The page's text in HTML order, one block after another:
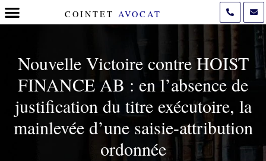
COINTET AVOCAT
Nouvelle Victoire contre HOIST
FINANCE AB : en l’absence de
justification du titre exécutoire, la
mainlevée d’une saisie-attribution
ordonnée